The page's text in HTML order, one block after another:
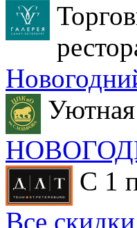
С 1
Все